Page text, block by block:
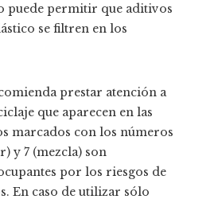
puede permitir que aditivos
se filtren en los
prestar atención a
que aparecen en las
marcados con los números
y 7 (mezcla) son
por los riesgos de
En caso de utilizar sólo